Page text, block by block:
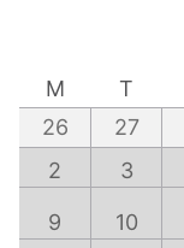
M
T
26
27
2
3
9 10